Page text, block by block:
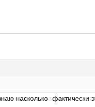
насколько -фактически